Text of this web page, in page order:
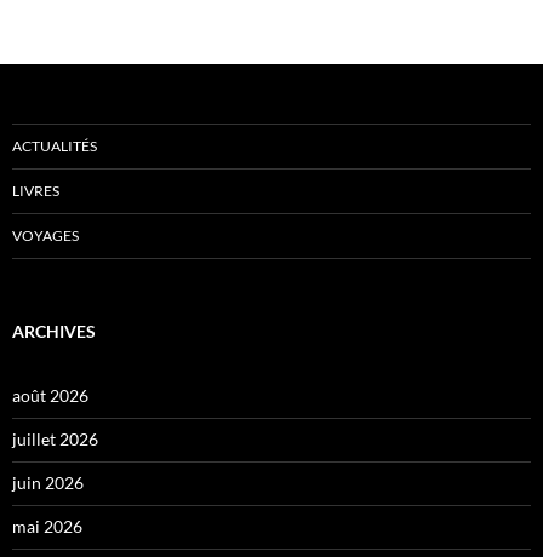
ACTUALITÉS
LIVRES
VOYAGES
ARCHIVES
août 2026
juillet 2026
juin 2026
mai 2026